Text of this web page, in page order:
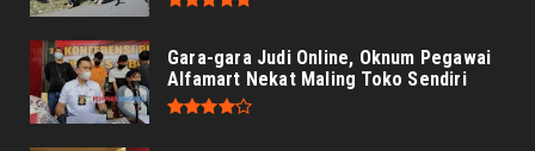
Gara-gara Judi Online, Oknum Pegawai
Alfamart Nekat Maling Toko Sendiri